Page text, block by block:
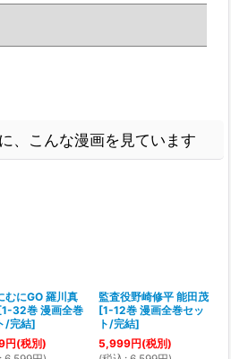
、こんな漫画を見ています
むにGO 羅川真
1-32巻 漫画全巻
/完結]
円(税別)
監査役野崎修平 能田茂
[1-12巻 漫画全巻セッ
ト/完結]
5,999円(税別)